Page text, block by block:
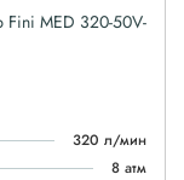
MED 320-50V-
320 л/мин
8 атм